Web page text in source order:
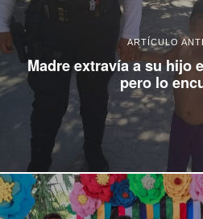
ARTÍCULO
Madre extravía a su hijo
pero lo